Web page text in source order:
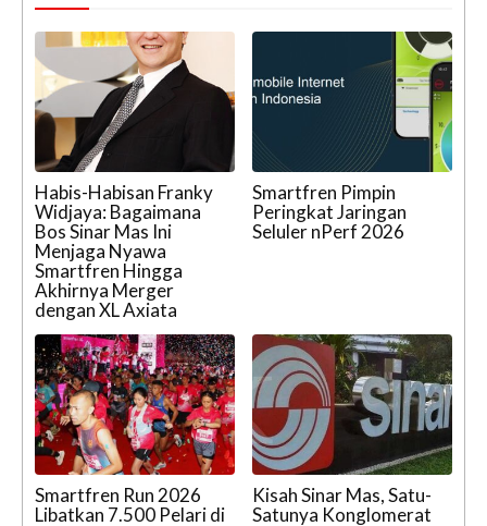
Habis-Habisan Franky
Widjaya: Bagaimana
Bos Sinar Mas Ini
Menjaga Nyawa
Smartfren Hingga
Akhirnya Merger
dengan XL Axiata
Smartfren Pimpin
Peringkat Jaringan
Seluler nPerf 2026
Smartfren Run 2026
Libatkan 7.500 Pelari di
Kisah Sinar Mas, Satu-
Satunya Konglomerat